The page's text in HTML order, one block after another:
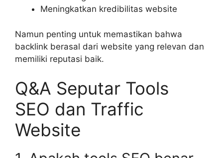
Meningkatkan kredibilitas website
Namun penting untuk memastikan bahwa
backlink berasal dari website yang relevan dan
memiliki reputasi baik.
Q&A Seputar Tools
SEO dan Traffic
Website